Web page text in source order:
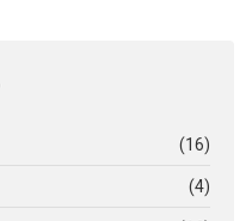
(16)
(4)